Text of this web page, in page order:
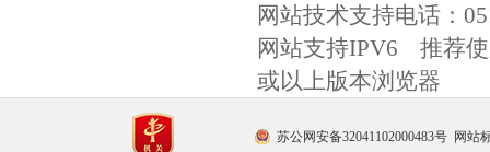
网站技术支持电话：
网站支持IPV6 推荐使
或以上版本浏览器
苏公网安备32041102000483号 网站